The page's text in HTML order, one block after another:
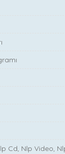
Cd, Nlp Video,